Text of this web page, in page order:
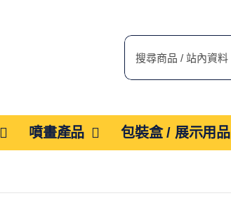
搜
噴畫產品 包裝盒 / 展示用品